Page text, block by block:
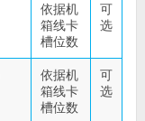
依据机
箱线卡
槽位数
可
选
依据机
箱线卡
槽位数
可
选